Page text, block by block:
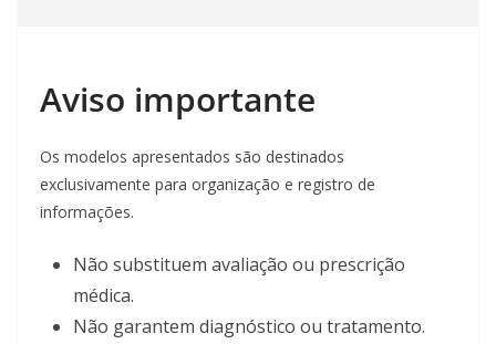
Aviso importante
Os modelos apresentados são destinados
exclusivamente para organização e registro de
informações.
Não substituem avaliação ou prescrição
médica.
Não garantem diagnóstico ou tratamento.